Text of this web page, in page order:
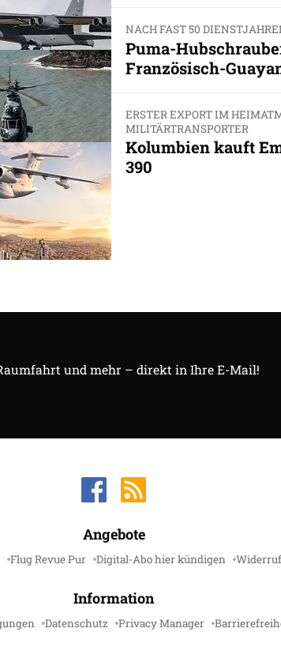
NACH FAST 50
Puma-
Französisch-
ERSTER EXPORT IM
MILITÄRTRANSPORTER
Kolumbien kauft
390
und mehr – direkt in Ihre E-Mail!
Angebote
Flug Revue Pur Digital-Abo hier kündigen
Information
Datenschutz Privacy Manager